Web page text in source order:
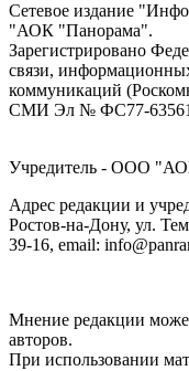
Сетевое издание
"АОК "Панорама".
Зарегистрировано
связи,
коммуникаций
СМИ Эл № ФС77-63561
Учредитель - ООО
Адрес редакции и
Ростов-на-Дону, ул.
39-16, email:
Мнение редакции
авторов.
При использовании